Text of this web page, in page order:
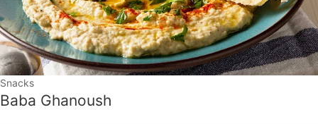
Snacks
Baba Ghanoush